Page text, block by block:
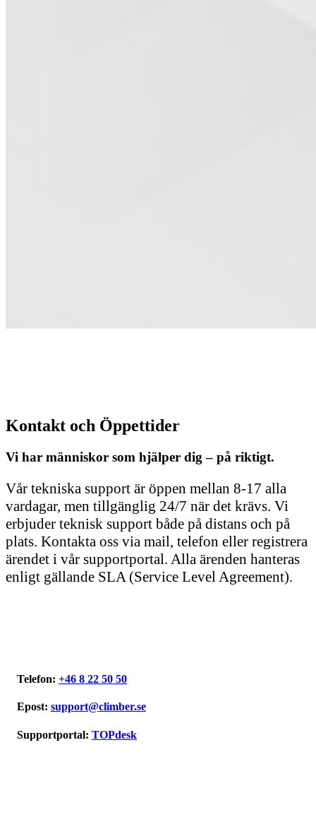
Kontakt och Öppettider
Vi har människor som hjälper dig – på riktigt.
Vår tekniska support är öppen mellan 8-17 alla
vardagar, men tillgänglig 24/7 när det krävs. Vi
erbjuder teknisk support både på distans och på
plats. Kontakta oss via mail, telefon eller registrera
ärendet i vår supportportal. Alla ärenden hanteras
enligt gällande SLA (Service Level Agreement).
Telefon: +46 8 22 50 50
Epost: support@climber.se
Supportportal: TOPdesk